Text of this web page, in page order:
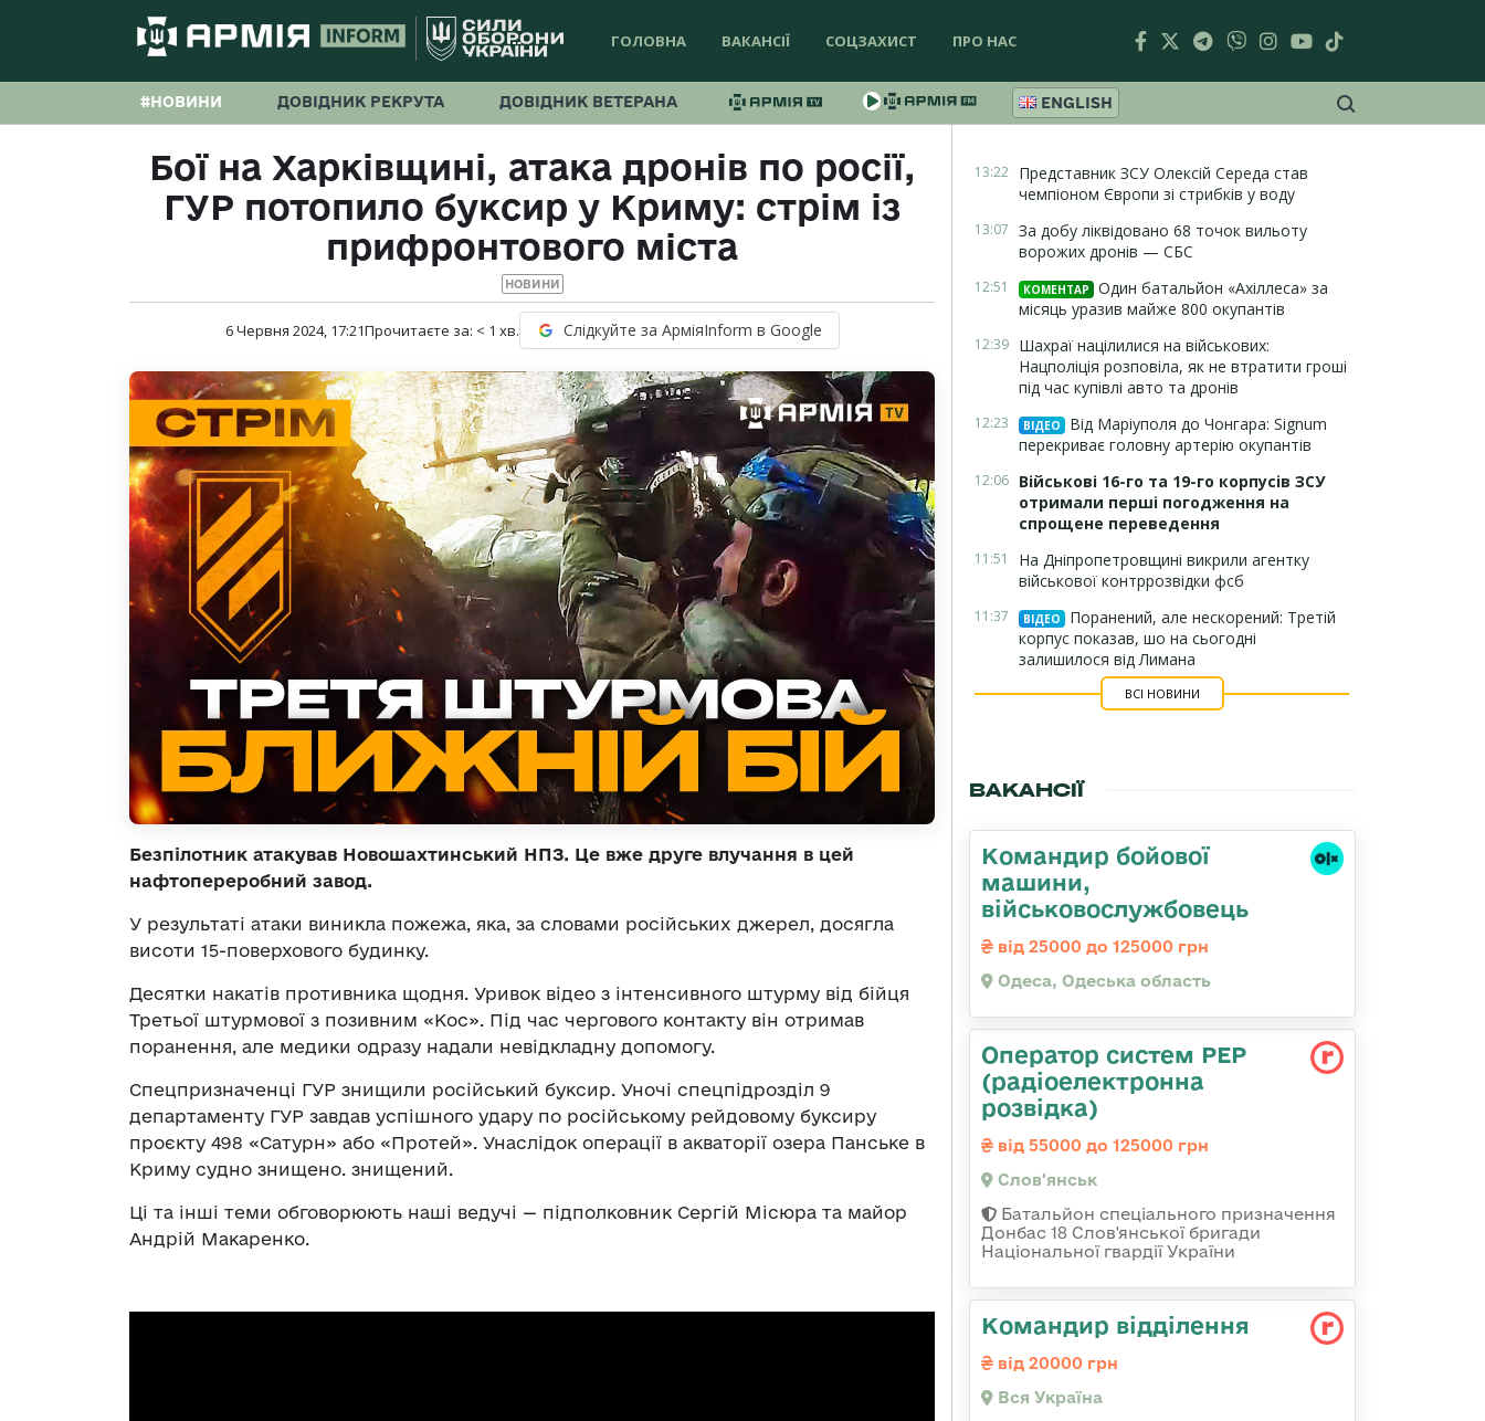
ГОЛОВНА ВАКАНСІЇ СОЦЗАХИСТ ПРО НАС
#НОВИНИ ДОВІДНИК РЕКРУТА ДОВІДНИК ВЕТЕРАНА ENGLISH
Бої на Харківщині, атака дронів по росії,
ГУР потопило буксир у Криму: стрім із
прифронтового міста
НОВИНИ
6 Червня 2024, 17:21Прочитаєте за: < 1 хв. Слідкуйте за АрміяInform в Google
Безпілотник атакував Новошахтинський НПЗ. Це вже друге влучання в цей
нафтопереробний завод.
У результаті атаки виникла пожежа, яка, за словами російських джерел, досягла
висоти 15-поверхового будинку.
Десятки накатів противника щодня. Уривок відео з інтенсивного штурму від бійця
Третьої штурмової з позивним «Кос». Під час чергового контакту він отримав
поранення, але медики одразу надали невідкладну допомогу.
Спецпризначенці ГУР знищили російський буксир. Уночі спецпідрозділ 9
департаменту ГУР завдав успішного удару по російському рейдовому буксиру
проєкту 498 «Сатурн» або «Протей». Унаслідок операції в акваторії озера Панське в
Криму судно знищено. знищений.
Ці та інші теми обговорюють наші ведучі — підполковник Сергій Місюра та майор
Андрій Макаренко.
13:22 Представник ЗСУ Олексій Середа став
чемпіоном Європи зі стрибків у воду
13:07 За добу ліквідовано 68 точок вильоту
ворожих дронів — СБС
12:51 КОМЕНТАР
Один батальйон «Ахіллеса» за
місяць уразив майже 800 окупантів
12:39 Шахраї націлилися на військових:
Нацполіція розповіла, як не втратити гроші
під час купівлі авто та дронів
12:23 ВІДЕО
Від Маріуполя до Чонгара: Signum
перекриває головну артерію окупантів
12:06 Військові 16-го та 19-го корпусів ЗСУ
отримали перші погодження на
спрощене переведення
11:51
На Дніпропетровщині викрили агентку
військової контррозвідки фсб
11:37 ВІДЕО
Поранений, але нескорений: Третій
корпус показав, шо на сьогодні
залишилося від Лимана
ВСІ НОВИНИ
ВАКАНСІЇ
Командиp бойової
машини,
військовослужбовець
від 25000 до 125000 грн
Одеса, Одеська область
Оператор систем РЕР
(радіоелектронна
розвідка)
від 55000 до 125000 грн
Слов'янськ
Батальйон спеціального призначення
Донбас 18 Слов'янської бригади
Національної гвардії України
Командир відділення
від 20000 грн
Вся Україна